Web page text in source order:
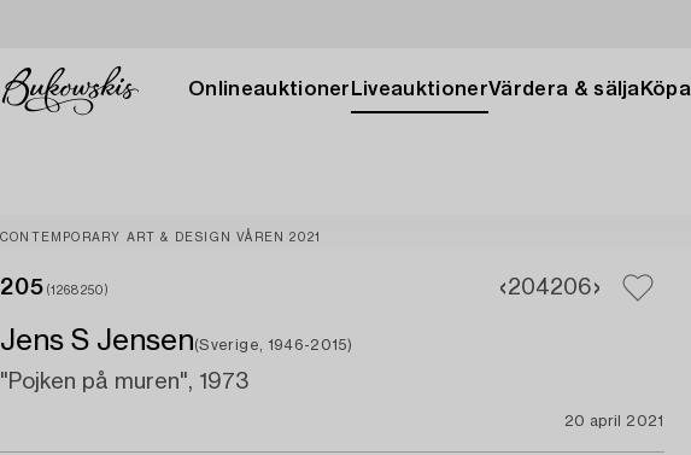
Onlineauktioner LiveauktionerVärdera & sälja Köpa
CONTEMPORARY ART & DESIGN VÅREN 2021
205 (1268250) 204206
Jens S Jensen(Sverige, 1946-2015)
"Pojken på muren", 1973
20 april 2021